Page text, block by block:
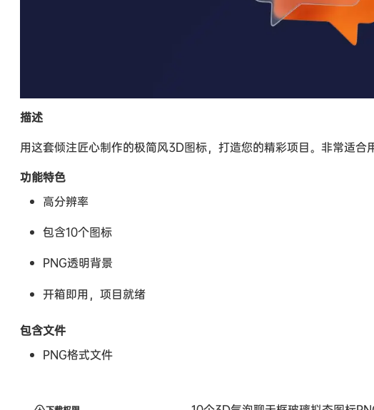
描述
用这套倾注匠心制作的极简风3D图标，打造您的精彩项目。非常适合
功能特色
高分辨率
包含10个图标
PNG透明背景
开箱即用，项目就绪
包含文件
PNG格式文件